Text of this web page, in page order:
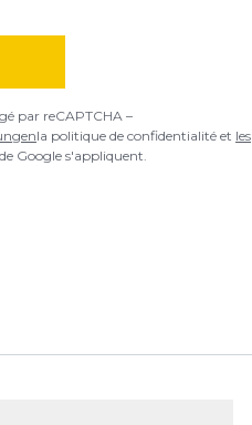
par reCAPTCHA –
la politique de confidentialité et les
de Google s'appliquent.